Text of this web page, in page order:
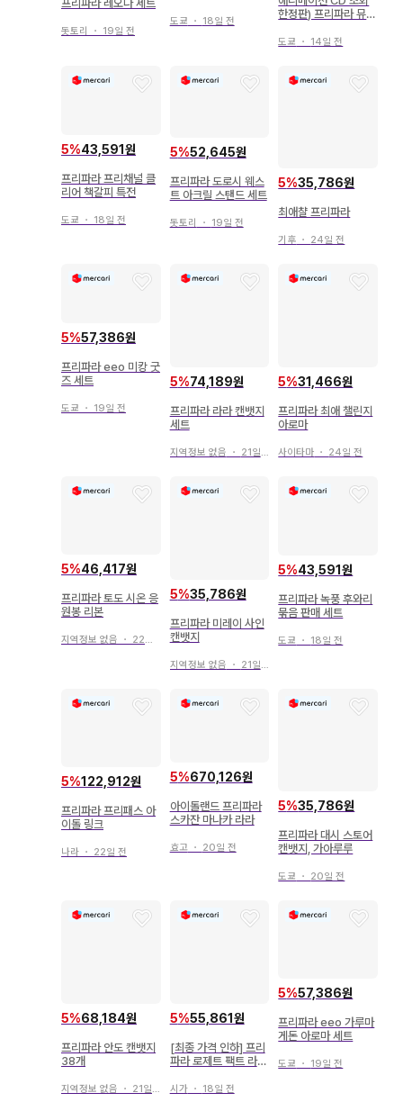
프리파라 레오나 세트
돗토리 ・ 19일 전
도쿄 ・ 18일 전
한정판) 프리파라 뮤직
도쿄 ・ 14일 전
5%43,591원
프리파라 프리채널 클
리어 책갈피 특전
도쿄 ・ 18일 전
5%52,645원
프리파라 도로시 웨스
트 아크릴 스탠드 세트
돗토리 ・ 19일 전
5%35,786원
최애챨 프리파라
기후 ・ 24일 전
5%57,386원
프리파라 eeo 미캉 굿
즈 세트
도쿄 ・ 19일 전
5%74,189원
프리파라 라라 캔뱃지
세트
지역정보 없음 ・ 21일 전
5%31,466원
프리파라 최애 챌린지
아로마
사이타마 ・ 24일 전
5%46,417원
프리파라 토도 시온 응
원봉 리본
지역정보 없음 ・ 22일 전
5%35,786원
프리파라 미레이 사인
캔뱃지
지역정보 없음 ・ 21일 전
5%43,591원
프리파라 녹풍 후와리
묶음 판매 세트
도쿄 ・ 18일 전
5%122,912원
프리파라 프리패스 아
이돌 링크
나라 ・ 22일 전
5%670,126원
아이돌랜드 프리파라
스카잔 마나카 라라
효고・ 20일 전
5%35,786원
프리파라 대시 스토어
캔뱃지, 가아루루
도쿄 ・ 20일 전
5%68,184원
프리파라 안도 캔뱃지
38개
지역정보 없음 ・ 21일 전
5%55,861원
[최종 가격 인하] 프리
파라 로제트 팩트 라라
시가・ 18일 전
5%57,386원
프리파라 eeo 가루마
게돈 아로마 세트
도쿄 ・ 19일 전